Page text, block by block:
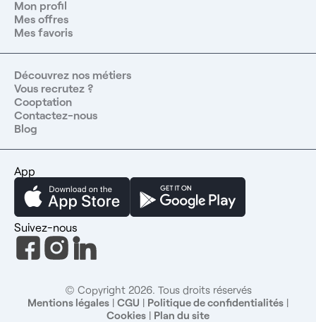
de l’Union Européenne: Jober Group, vous accompagne
gratuitement jusqu’au démarrage de votre activité : -
Apprentissage de la langue (Niveau B2) / Mise en relation
avec nos professeurs partenaires - Suivi pour l'Inscription
accompagnement Contactez-nous au : 07 44 71 65 08
offres d'emploi santé sur notre site et application mobile
Jober Group. Profitez d'un réseau de 1000 partenaires sur
toute la France, d'une équipe d'experts du recrutement à
votre écoute et d'un service totalement gratuit dont 99%
de nos candidats sont satisfaits.
Mon profil
Mes offres
Mes favoris
Découvrez nos métiers
Vous recrutez ?
Cooptation
Contactez-nous
Blog
App
Suivez-nous
© Copyright 2026. Tous droits réservés
Mentions légales | CGU | Politique de confidentialités |
Cookies | Plan du site